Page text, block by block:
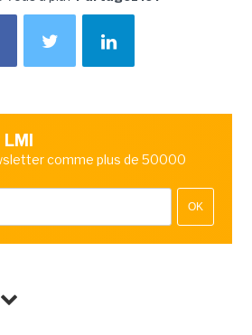
comme plus de 50000
OK